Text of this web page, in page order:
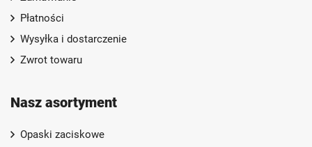
Płatności
Wysyłka i dostarczenie
Zwrot towaru
Nasz asortyment
Opaski zaciskowe